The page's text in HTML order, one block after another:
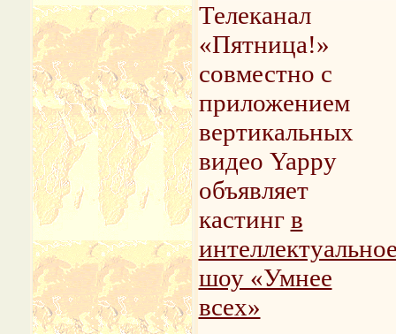
Телеканал
«Пятница!»
совместно с
приложением
вертикальных
видео Yappy
объявляет
кастинг в
шоу «Умнее
всех»